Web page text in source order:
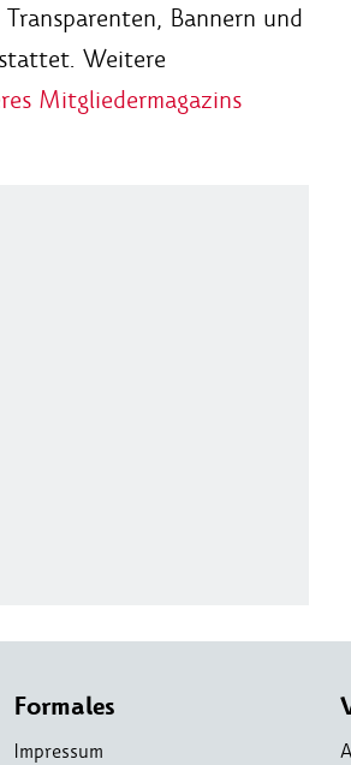
Bannern und
Weitere
Mitgliedermagazins
Formales
Impressum